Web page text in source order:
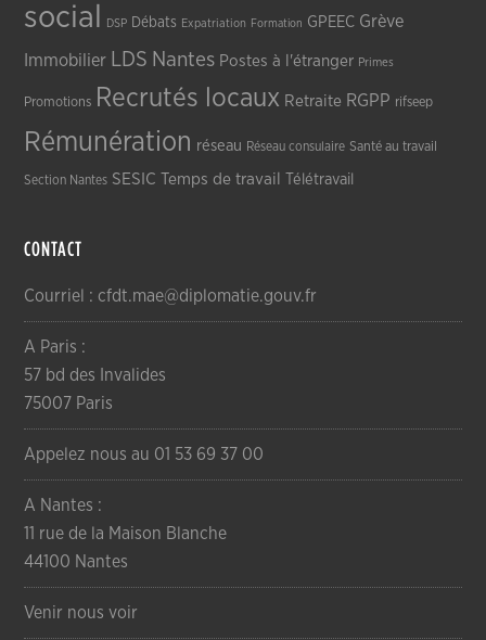
social
DSP Débats Expatriation Formation GPEEC Grève
Immobilier LDS Nantes Postes à l'étranger Primes
Promotions Recrutés locaux Retraite RGPP rifseep
Rémunération réseau Réseau consulaire Santé au travail
Section Nantes SESIC Temps de travail Télétravail
CONTACT
Courriel : cfdt.mae@diplomatie.gouv.fr
A Paris :
57 bd des Invalides
75007 Paris
Appelez nous au 01 53 69 37 00
A Nantes :
11 rue de la Maison Blanche
44100 Nantes
Venir nous voir